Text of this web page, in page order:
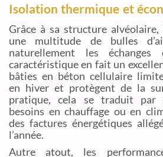
Isolation thermique et
Grâce à sa structure
une multitude de bulles
naturellement les
caractéristique en fait un
bâties en béton cellulaire
en hiver et protègent de la
pratique, cela se traduit par
besoins en chauffage ou en
des factures énergétiques
l’année.
Autre atout, les